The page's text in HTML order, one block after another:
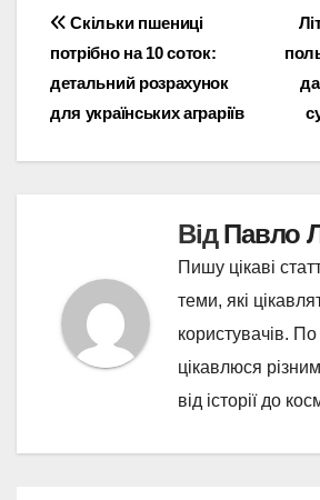
Навігація
записів
Скільки пшениці
потрібно на 10 соток:
детальний розрахунок
для українських аграріїв
ВідПавло
Пишу цікаві
теми, які
користувачів.
цікавлюся
від історії до